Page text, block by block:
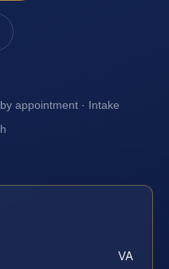
appointment · Intake
VA